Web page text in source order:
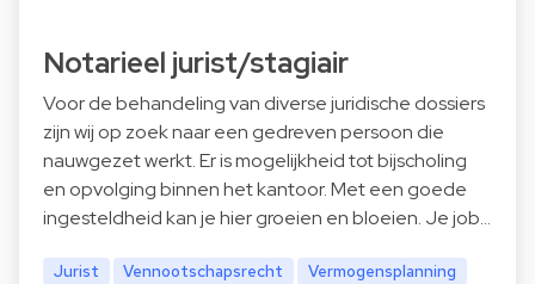
Notarieel jurist/stagiair
Voor de behandeling van diverse juridische dossiers
zijn wij op zoek naar een gedreven persoon die
nauwgezet werkt. Er is mogelijkheid tot bijscholing
en opvolging binnen het kantoor. Met een goede
ingesteldheid kan je hier groeien en bloeien. Je job…
Jurist Vennootschapsrecht
Vermogensplanning